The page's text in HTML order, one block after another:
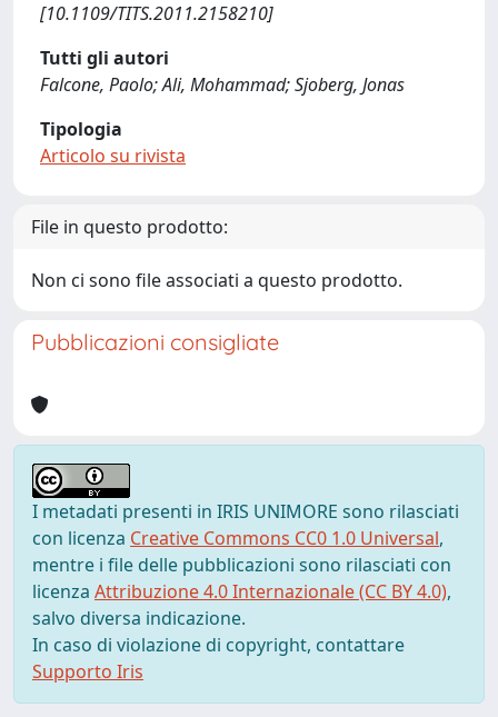
[10.1109/TITS.2011.2158210]
Tutti gli autori
Falcone, Paolo; Ali, Mohammad; Sjoberg, Jonas
Tipologia
Articolo su rivista
File in questo prodotto:
Non ci sono file associati a questo prodotto.
Pubblicazioni consigliate
I metadati presenti in IRIS UNIMORE sono rilasciati
con licenza Creative Commons CC0 1.0 Universal,
mentre i file delle pubblicazioni sono rilasciati con
licenza Attribuzione 4.0 Internazionale (CC BY 4.0),
salvo diversa indicazione.
In caso di violazione di copyright, contattare
Supporto Iris